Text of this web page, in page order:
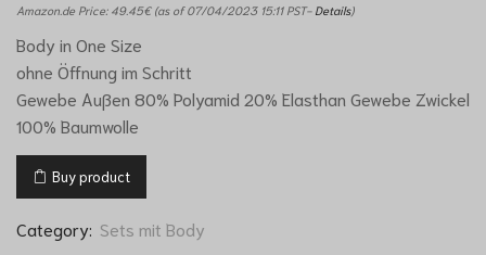
Amazon.de Price: 49.45€(as of 07/04/2023 15:11 PST- Details)
Body in One Size
ohne Öffnung im Schritt
Gewebe Außen 80% Polyamid 20% Elasthan Gewebe Zwickel
100% Baumwolle
Buy product
Category: Sets mit Body